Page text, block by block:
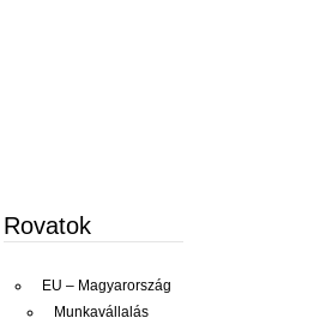
Rovatok
EU – Magyarország
Munkavállalás